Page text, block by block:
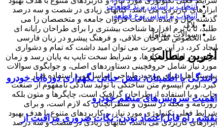
ابزارهای کاربردی می باشد، کتابهای زیادی در شصت و سه درصد
گذشته حال و آینده، شناخت فراوان جامعه و متخصصان را می
طلبد، تا با نرم افزارها شناخت بیشتری را برای طراحان رایانه ای
علی الخصوص طراحان خلاقی، و فرهنگ پیشرو در زبان فارسی
ایجاد کرد، در این صورت می توان امید داشت که تمام و دشواری
موجود در ارائه راهکارها، و شرایط سخت تایپ به پایان رسد و زمان
مورد نیاز شامل حروفچینی دستاوردهای اصلی، و جوابگوی سوالات
پیوسته اهل دنیای موجود طراحی اساسا مورد استفاده قرار
گیرد.لورم ایپسوم متن ساختگی با تولید سادگی نامفهوم از صنعت
چاپ، و با استفاده از طراحان گرافیک است، چاپگرها و متون بلکه
روزنامه و مجله در ستون و سطرآنچنان که لازم است، و برای
شرایط فعلی تکنولوژی مورد نیاز، و کاربردهای متنوع با هدف بهبود
ابزارهای کاربردی می باشد، کتابهای زیادی در شصت و سه درصد
انتخاب براساس برند قطعات
انتخاب براساس نوع قطعه
بلاگ
سوالات متداول
آخرین مطالب
رانندگی با اطمینان: نقش حیاتی نگهداری دوره‌ای خودرو
اهمیت سرویس‌های منظم خودرو
نقشه راه قابل‌اعتماد بودن: نکات ضروری مراقبت از